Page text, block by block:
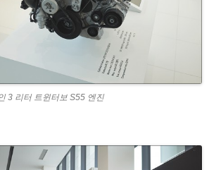
3 리터 트윈터보 S55 엔진